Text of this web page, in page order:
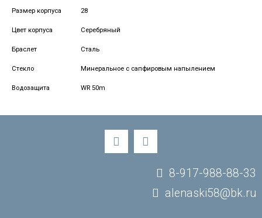
Размер корпуса 28
Цвет корпуса Серебряный
Браслет Сталь
Стекло Минеральное с сапфировым напылением
Водозащита WR 50m
8-917-988-88-33
alenaski58@bk.ru